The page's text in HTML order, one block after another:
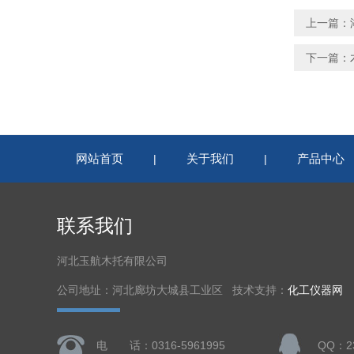
上一篇：
下一篇：
网站首页 | 关于我们 | 产品中心
联系我们
河北玉航木托有限公司
公司地址：河北廊坊大城县工业区 技术支持： 化工仪器网
电 话：0316-5961995 QQ：